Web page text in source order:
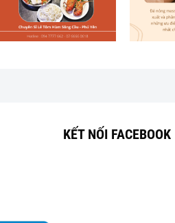
KẾT NỐI FACEBOOK